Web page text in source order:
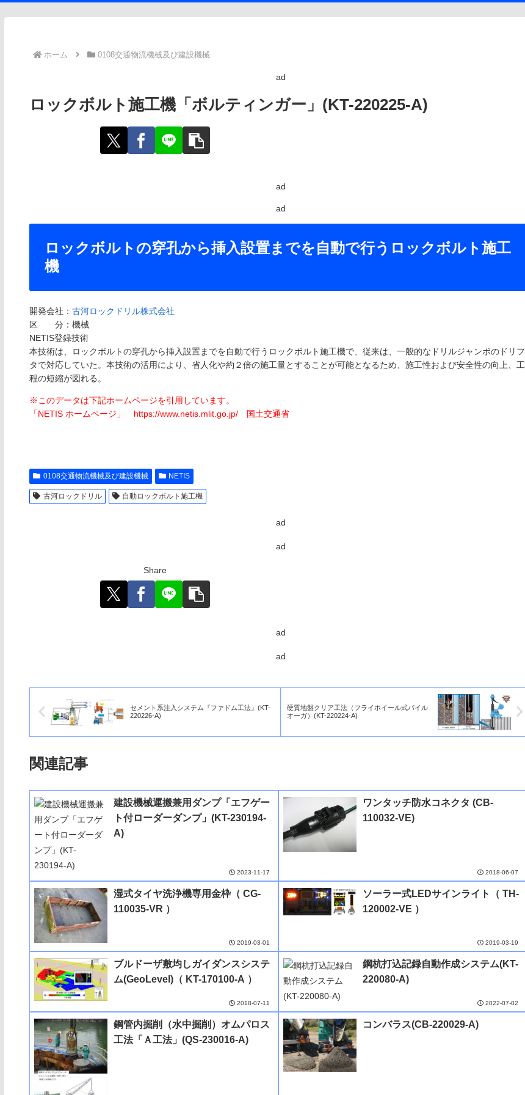
ホーム 0108交通物流機械及び建設機械
ad
ロックボルト施工機「ボルティンガー」(KT-220225-A)
ad
ad
ロックボルトの穿孔から挿入設置までを自動で行うロックボルト施工
機
開発会社： 古河ロックドリル株式会社
区 分：機械
NETIS登録技術
本技術は、ロックボルトの穿孔から挿入設置までを自動で行うロックボルト施工機で、従来は、一般的なドリルジャンボのドリフ
タで対応していた。本技術の活用により、省人化や約２倍の施工量とすることが可能となるため、施工性および安全性の向上、工
程の短縮が図れる。
※このデータは下記ホームページを引用しています。
「NETIS ホームページ」 https://www.netis.mlit.go.jp/ 国土交通省
0108交通物流機械及び建設機械 NETIS
古河ロックドリル 自動ロックボルト施工機
ad
ad
Share
ad
ad
セメント系注入システム『ファドム工法』(KT-
220226-A)
硬質地盤クリア工法（フライホイール式パイル
オーガ）(KT-220224-A)
関連記事
建設機械運搬兼用ダンプ「エフゲー
ト付ローダーダンプ」(KT-230194-
A)
2023-11-17
ワンタッチ防水コネクタ (CB-
110032-VE)
2018-06-07
湿式タイヤ洗浄機専用金枠（ CG-
110035-VR ）
2019-03-01
ソーラー式LEDサインライト（ TH-
120002-VE ）
2019-03-19
ブルドーザ敷均しガイダンスシステ
ム(GeoLevel)（ KT-170100-A ）
2018-07-11
鋼杭打込記録自動作成システム(KT-
220080-A)
2022-07-02
鋼管内掘削（水中掘削）オムパロス
工法「Ａ工法」(QS-230016-A)
コンバラス(CB-220029-A)